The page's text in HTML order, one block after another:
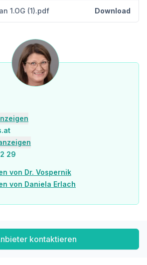
das moderne Design. Die offenen und flexibel gestaltbaren Flächen bieten nicht nur höchsten Komfort, sondern auch einen traumhaften Ausblick. Das 9- geschossige Gebäude verfügt über eine Gesamtmietfläche von 14.100 m². Zudem stehen den Mietern 71 PKW-Stellplätze in der Tiefgarage, ein eigener Fahrradabstellraum und Duschen im Erdgeschoss zur Verfügung, was den Komfort und die Attraktivität des Standorts zusätzlich erhöh
und Dusche
Stellplätzen
Videoüberwachung â 5 Aufzugsanlagen
in den Fenstern für ein angenehmes Raumklima
am Dach
Zutritt
im EG für Sportler
Lüftung
1.OG (1).pdf Download
29
von Dr. Vospernik
von Daniela Erlach
kontaktieren